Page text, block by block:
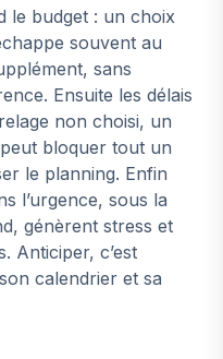
le budget : un choix
souvent au
sans
Ensuite les délais
non choisi, un
bloquer tout un
le planning. Enfin
l’urgence, sous la
génèrent stress et
Anticiper, c’est
calendrier et sa